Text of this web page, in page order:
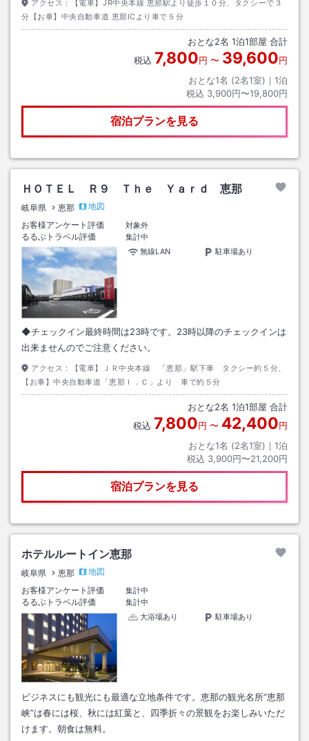
アクセス：
【電車】JR中央本線 恵那駅より徒歩１０分、タクシーで３
分【お車】中央自動車道 恵那ICより車で５分
おとな2名 1泊1部屋 合計
税込 7,800円 〜 39,600円
おとな1名 (2名1室)｜ 1泊
税込 3,900円〜19,800円
宿泊プランを見る
ＨＯＴＥＬ Ｒ９ Ｔｈｅ Ｙａｒｄ 恵那
岐阜県 恵那
地図
お客様アンケート評価
対象外
るるぶトラベル評価
集計中
無線LAN
駐車場あり
◆チェックイン最終時間は23時です。23時以降のチェックインは
出来ませんのでご注意ください。
アクセス：
【電車】ＪＲ中央本線 「恵那」駅下車 タクシー約５分、
【お車】中央自動車道「恵那Ｉ．Ｃ」より 車で約５分
おとな2名 1泊1部屋 合計
税込 7,800円 〜 42,400円
おとな1名 (2名1室)｜ 1泊
税込 3,900円〜21,200円
宿泊プランを見る
ホテルルートイン恵那
岐阜県 恵那
地図
お客様アンケート評価
集計中
るるぶトラベル評価
集計中
大浴場あり
駐車場あり
ビジネスにも観光にも最適な立地条件です。恵那の観光名所“恵那
峡”は春には桜、秋には紅葉と、四季折々の景観をお楽しみいただ
けます。朝食は無料。